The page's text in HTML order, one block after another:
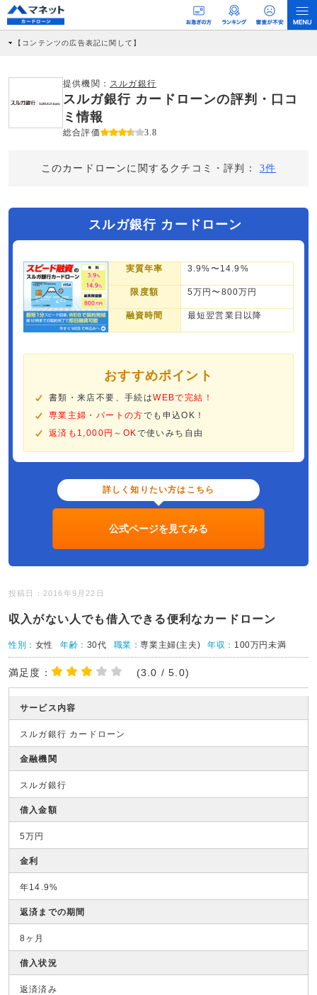
【コンテンツの広告表記に関して】
社に対して企業から紹介報酬が支払われるという収益モデルです。 ただし、特定の
商品を根拠なくPRするものではなく、当編集部の調査／ユーザーへの口コミ収集な
どに基づき、公平性を担保した情報提供を行っています。
提供機関： スルガ銀行
スルガ銀行 カードローンの評判・口コ
ミ情報
総合評価 3.8
このカードローンに関するクチコミ・評判： 3件
スルガ銀行 カードローン
実質年率 3.9%〜14.9%
限度額 5万円〜800万円
融資時間 最短翌営業日以降
おすすめポイント
書類・来店不要、手続はWEBで完結！
専業主婦・パートの方でも申込OK！
返済も1,000円～OKで使いみち自由
詳しく知りたい方はこちら
公式ページを見てみる
投稿日：2016年9月22日
収入がない人でも借入できる便利なカードローン
性別： 女性 年齢： 30代 職業：専業主婦(主夫) 年収： 100万円未満
満足度： (3.0 / 5.0)
サービス内容
スルガ銀行 カードローン
金融機関
スルガ銀行
借入金額
5万円
金利
年14.9%
返済までの期間
8ヶ月
借入状況
返済済み